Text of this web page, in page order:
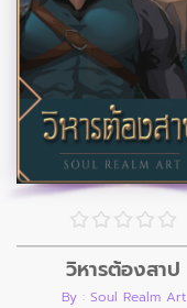
วิหารต้องสาป
By : Soul Realm Art